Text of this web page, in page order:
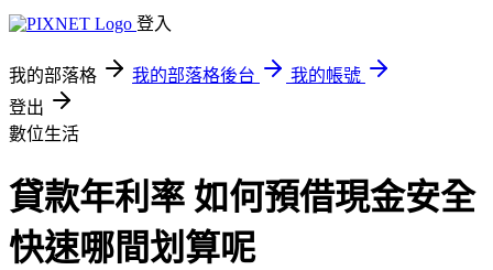
登入
我的部落格 我的部落格後台
我的帳號
登出
數位生活
貸款年利率 如何預借現金安全
快速哪間划算呢